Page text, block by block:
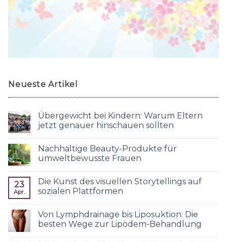
Neueste Artikel
Übergewicht bei Kindern: Warum Eltern
jetzt genauer hinschauen sollten
Nachhaltige Beauty-Produkte für
umweltbewusste Frauen
23
Apr.
Die Kunst des visuellen Storytellings auf
sozialen Plattformen
Von Lymphdrainage bis Liposuktion: Die
besten Wege zur Lipödem-Behandlung